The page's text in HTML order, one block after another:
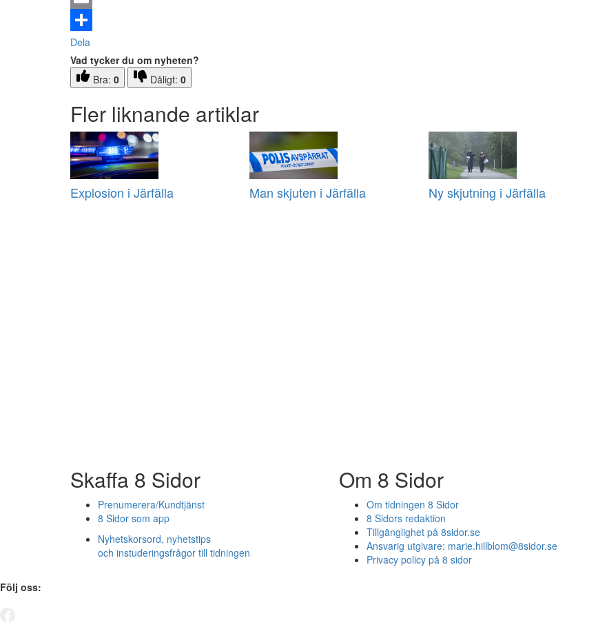
Email
Dela
Vad tycker du om nyheten?
Bra: 0 Dåligt: 0
Fler liknande artiklar
Explosion i Järfälla Man skjuten i Järfälla Ny skjutning i Järfälla
Skaffa 8 Sidor
Prenumerera/Kundtjänst
8 Sidor som app
Nyhetskorsord, nyhetstips
och instuderingsfrågor till tidningen
Om 8 Sidor
Om tidningen 8 Sidor
8 Sidors redaktion
Tillgänglighet på 8sidor.se
Ansvarig utgivare: marie.hillblom@8sidor.se
Privacy policy på 8 sidor
Följ oss: